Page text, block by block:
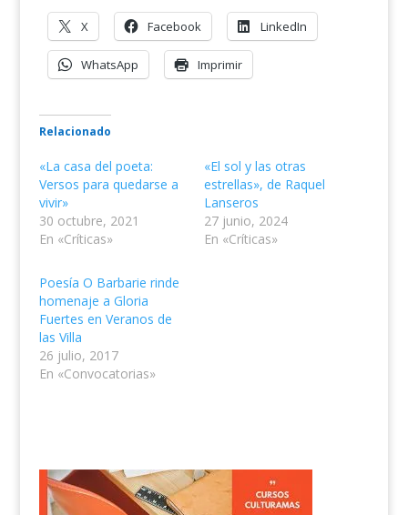
X Facebook LinkedIn
WhatsApp Imprimir
Relacionado
«La casa del poeta:
Versos para quedarse a
vivir»
30 octubre, 2021
En «Críticas»
«El sol y las otras
estrellas», de Raquel
Lanseros
27 junio, 2024
En «Críticas»
Poesía O Barbarie rinde
homenaje a Gloria
Fuertes en Veranos de
las Villa
26 julio, 2017
En «Convocatorias»